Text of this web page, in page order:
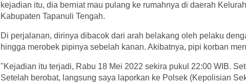
kejadian itu, dia berniat mau pulang ke rumahnya di daerah
Kabupaten Tapanuli Tengah.
Di perjalanan, dirinya dibacok dari arah belakang oleh pelaku
hingga merobek pipinya sebelah kanan. Akibatnya, pipi korban
"Kejadian itu terjadi, Rabu 18 Mei 2022 sekira pukul 22:00 WIB.
Setelah berobat, langsung saya laporkan ke Polsek (Kepolisian